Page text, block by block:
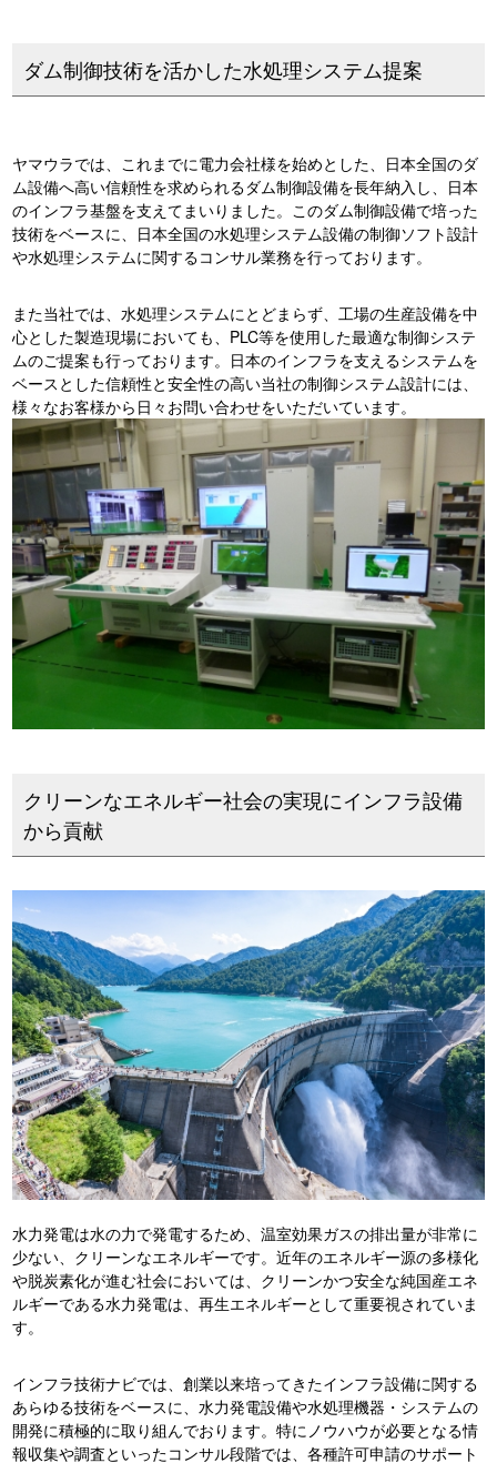
ダム制御技術を活かした水処理システム提案
ヤマウラでは、これまでに電力会社様を始めとした、日本全国のダ
ム設備へ高い信頼性を求められるダム制御設備を長年納入し、日本
のインフラ基盤を支えてまいりました。このダム制御設備で培った
技術をベースに、日本全国の水処理システム設備の制御ソフト設計
や水処理システムに関するコンサル業務を行っております。
また当社では、水処理システムにとどまらず、工場の生産設備を中
心とした製造現場においても、PLC等を使用した最適な制御システ
ムのご提案も行っております。日本のインフラを支えるシステムを
ベースとした信頼性と安全性の高い当社の制御システム設計には、
様々なお客様から日々お問い合わせをいただいています。
クリーンなエネルギー社会の実現にインフラ設備
から貢献
水力発電は水の力で発電するため、温室効果ガスの排出量が非常に
少ない、クリーンなエネルギーです。近年のエネルギー源の多様化
や脱炭素化が進む社会においては、クリーンかつ安全な純国産エネ
ルギーである水力発電は、再生エネルギーとして重要視されていま
す。
インフラ技術ナビでは、創業以来培ってきたインフラ設備に関する
あらゆる技術をベースに、水力発電設備や水処理機器・システムの
開発に積極的に取り組んでおります。特にノウハウが必要となる情
報収集や調査といったコンサル段階では、各種許可申請のサポート